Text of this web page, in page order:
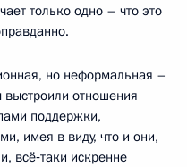
только одно – что это
но неформальная –
отношения
поддержки,
имея в виду, что и они,
всё‑таки искренне